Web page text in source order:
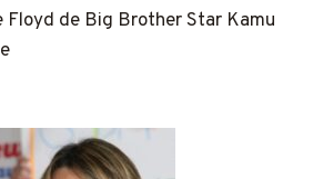
Floyd de Big Brother Star Kamu